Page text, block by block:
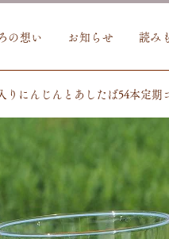
の想い お知らせ 読み
りにんじんとあしたば54本定期